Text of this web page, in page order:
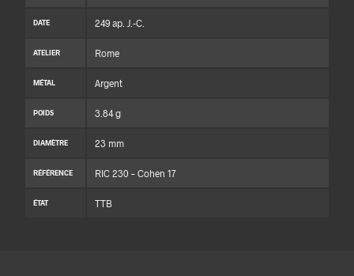
DATE 249 ap. J.-C.
ATELIER Rome
MÉTAL Argent
POIDS 3.84 g
DIAMÈTRE 23 mm
RÉFÉRENCE RIC 230 – Cohen 17
ÉTAT TTB